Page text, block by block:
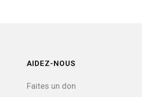
AIDEZ-NOUS
Faites un don